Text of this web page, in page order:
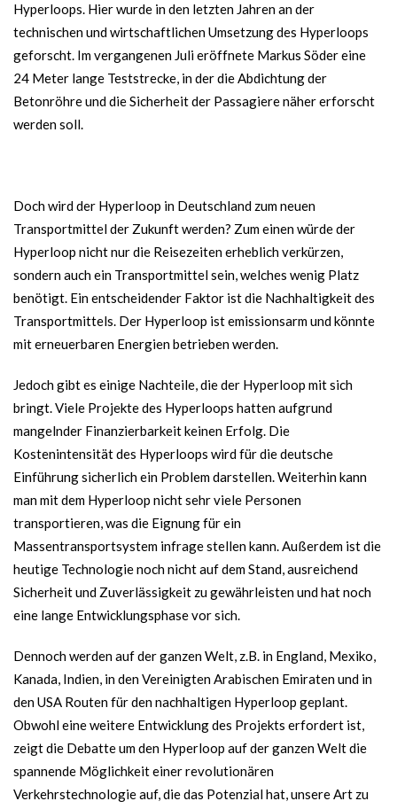
Hyperloops. Hier wurde in den letzten Jahren an der
technischen und wirtschaftlichen Umsetzung des Hyperloops
geforscht. Im vergangenen Juli eröffnete Markus Söder eine
24 Meter lange Teststrecke, in der die Abdichtung der
Betonröhre und die Sicherheit der Passagiere näher erforscht
werden soll.
Doch wird der Hyperloop in Deutschland zum neuen
Transportmittel der Zukunft werden? Zum einen würde der
Hyperloop nicht nur die Reisezeiten erheblich verkürzen,
sondern auch ein Transportmittel sein, welches wenig Platz
benötigt. Ein entscheidender Faktor ist die Nachhaltigkeit des
Transportmittels. Der Hyperloop ist emissionsarm und könnte
mit erneuerbaren Energien betrieben werden.
Jedoch gibt es einige Nachteile, die der Hyperloop mit sich
bringt. Viele Projekte des Hyperloops hatten aufgrund
mangelnder Finanzierbarkeit keinen Erfolg. Die
Kostenintensität des Hyperloops wird für die deutsche
Einführung sicherlich ein Problem darstellen. Weiterhin kann
man mit dem Hyperloop nicht sehr viele Personen
transportieren, was die Eignung für ein
Massentransportsystem infrage stellen kann. Außerdem ist die
heutige Technologie noch nicht auf dem Stand, ausreichend
Sicherheit und Zuverlässigkeit zu gewährleisten und hat noch
eine lange Entwicklungsphase vor sich.
Dennoch werden auf der ganzen Welt, z.B. in England, Mexiko,
Kanada, Indien, in den Vereinigten Arabischen Emiraten und in
den USA Routen für den nachhaltigen Hyperloop geplant.
Obwohl eine weitere Entwicklung des Projekts erfordert ist,
zeigt die Debatte um den Hyperloop auf der ganzen Welt die
spannende Möglichkeit einer revolutionären
Verkehrstechnologie auf, die das Potenzial hat, unsere Art zu